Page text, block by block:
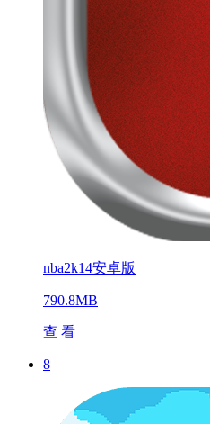
nba2k14安卓版
790.8MB
查 看
8